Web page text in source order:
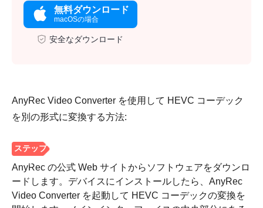
無料ダウンロード
macOSの場合
安全なダウンロード
AnyRec Video Converter を使用して HEVC コーデック
を別の形式に変換する方法:
AnyRec の公式 Web サイトからソフトウェアをダウンロ
ードします。デバイスにインストールしたら、AnyRec
Video Converter を起動して HEVC コーデックの変換を